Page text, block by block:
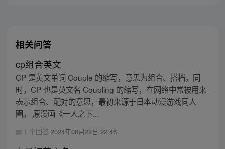
相关问答
cp组合英文
CP 是英文单词 Couple 的缩写，意思为组合、搭档。同
时，CP 也是英文名 Coupling 的缩写，在网络中常被用来
表示组合、配对的意思，最初来源于日本动漫游戏同人
圈。 原漫画《一人之下...
1 个回答 2024年08月22日 22:46